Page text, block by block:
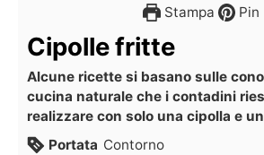
Stampa Pin
Cipolle fritte
Alcune ricette si basano sulle
cucina naturale che i contadini
realizzare con solo una cipolla e
Portata Contorno